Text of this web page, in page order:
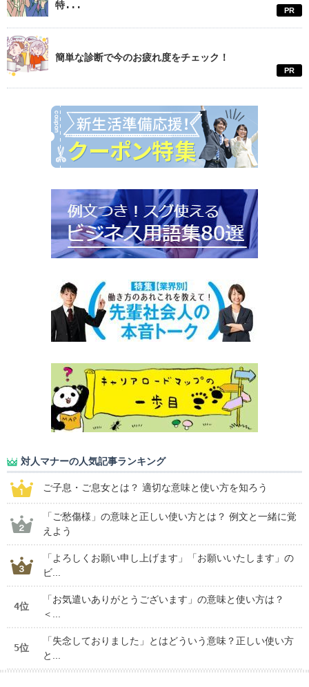
特... PR
簡単な診断で今のお疲れ度をチェック！
PR
対人マナーの人気記事ランキング
ご子息・ご息女とは？ 適切な意味と使い方を知ろう
「ご愁傷様」の意味と正しい使い方とは？ 例文と一緒に覚
えよう
「よろしくお願い申し上げます」「お願いいたします」の
ビ...
4位
「お気遣いありがとうございます」の意味と使い方は？
＜...
5位
「失念しておりました」とはどういう意味？正しい使い方
と...